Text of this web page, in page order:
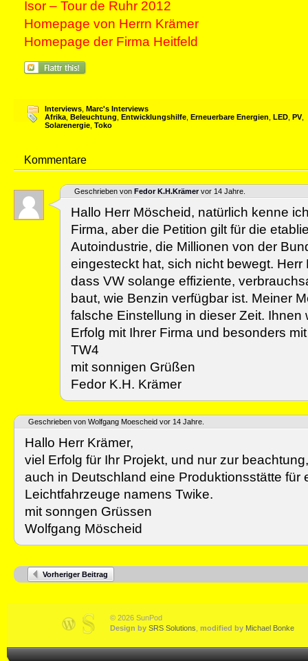
Isor – Tour de Ruhr 2012
Homepage von Herrn Krämer
Homepage der Firma Heitfeld
Interviews Marc's Interviews
Afrika Beleuchtung Entwicklungshilfe Erneuerbare Energien LED PV,
Solarenergie Toko
Kommentare
Geschrieben von Fedor K.H.Krämervor 14 Jahre.
Hallo Herr Möscheid, natürlich kenne
Firma, aber die Petition gilt für die
Autoindustrie, die Millionen von der
eingesteckt hat, sich nicht bewegt. Herr
dass VW solange effiziente,
baut, wie Benzin verfügbar ist. Meiner
falsche Einstellung in dieser Zeit. Ihnen
Erfolg mit Ihrer Firma und besonders
TW4
mit sonnigen Grüßen
Fedor K.H. Krämer
Geschrieben von Wolfgang Moescheid vor 14 Jahre.
Hallo Herr Krämer,
viel Erfolg für Ihr Projekt, und nur zur
auch in Deutschland eine Produktionsstätte für
Leichtfahrzeuge namens Twike.
mit sonngen Grüssen
Wolfgang Möscheid
Vorheriger Beitrag
© 2026 SunPod
Design by SRS Solutions modified by Michael Bonke